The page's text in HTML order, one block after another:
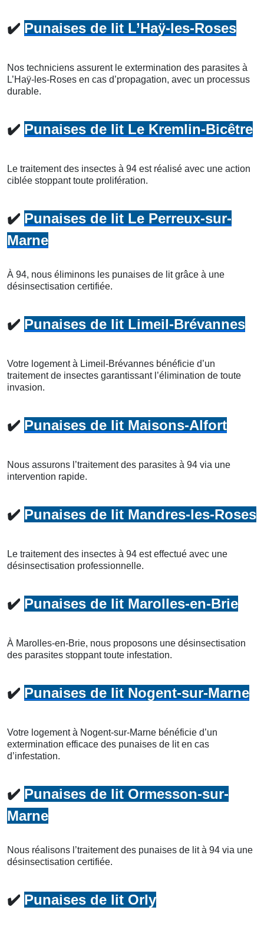
✔️ Punaises de lit L’Haÿ-les-Roses
Nos techniciens assurent le extermination des parasites à
L’Haÿ-les-Roses en cas d’propagation, avec un processus
durable.
✔️ Punaises de lit Le Kremlin-Bicêtre
Le traitement des insectes à 94 est réalisé avec une action
ciblée stoppant toute prolifération.
✔️ Punaises de lit Le Perreux-sur-
Marne
À 94, nous éliminons les punaises de lit grâce à une
désinsectisation certifiée.
✔️ Punaises de lit Limeil-Brévannes
Votre logement à Limeil-Brévannes bénéficie d’un
traitement de insectes garantissant l’élimination de toute
invasion.
✔️ Punaises de lit Maisons-Alfort
Nous assurons l’traitement des parasites à 94 via une
intervention rapide.
✔️ Punaises de lit Mandres-les-Roses
Le traitement des insectes à 94 est effectué avec une
désinsectisation professionnelle.
✔️ Punaises de lit Marolles-en-Brie
À Marolles-en-Brie, nous proposons une désinsectisation
des parasites stoppant toute infestation.
✔️ Punaises de lit Nogent-sur-Marne
Votre logement à Nogent-sur-Marne bénéficie d’un
extermination efficace des punaises de lit en cas
d’infestation.
✔️ Punaises de lit Ormesson-sur-
Marne
Nous réalisons l’traitement des punaises de lit à 94 via une
désinsectisation certifiée.
✔️ Punaises de lit Orly